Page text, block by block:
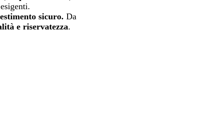
sicuro. Da
e riservatezza.